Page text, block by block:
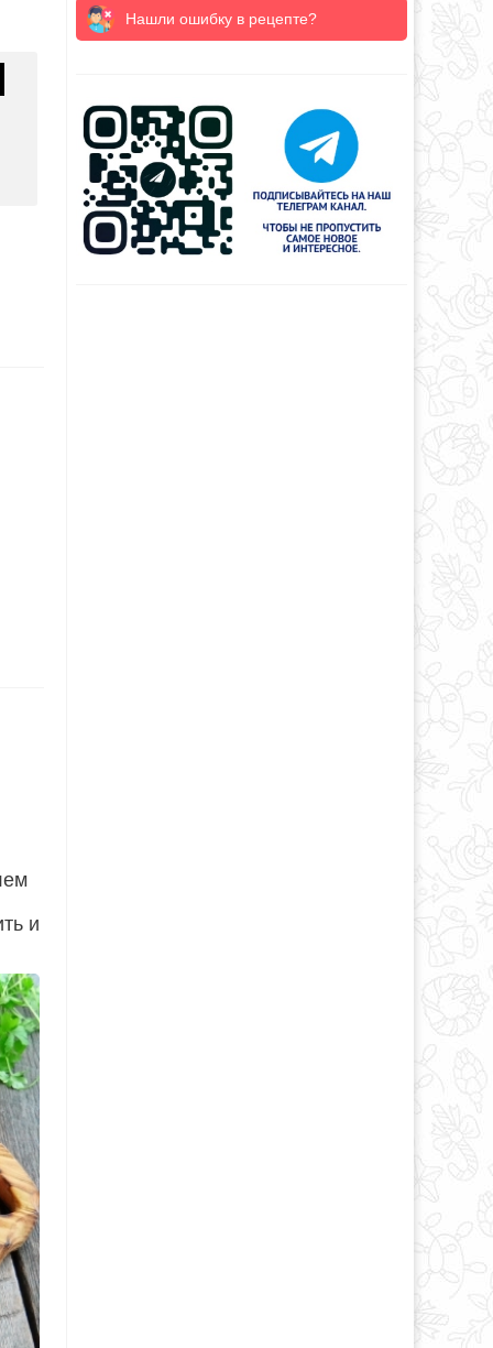
и
Нашли ошибку в рецепте?